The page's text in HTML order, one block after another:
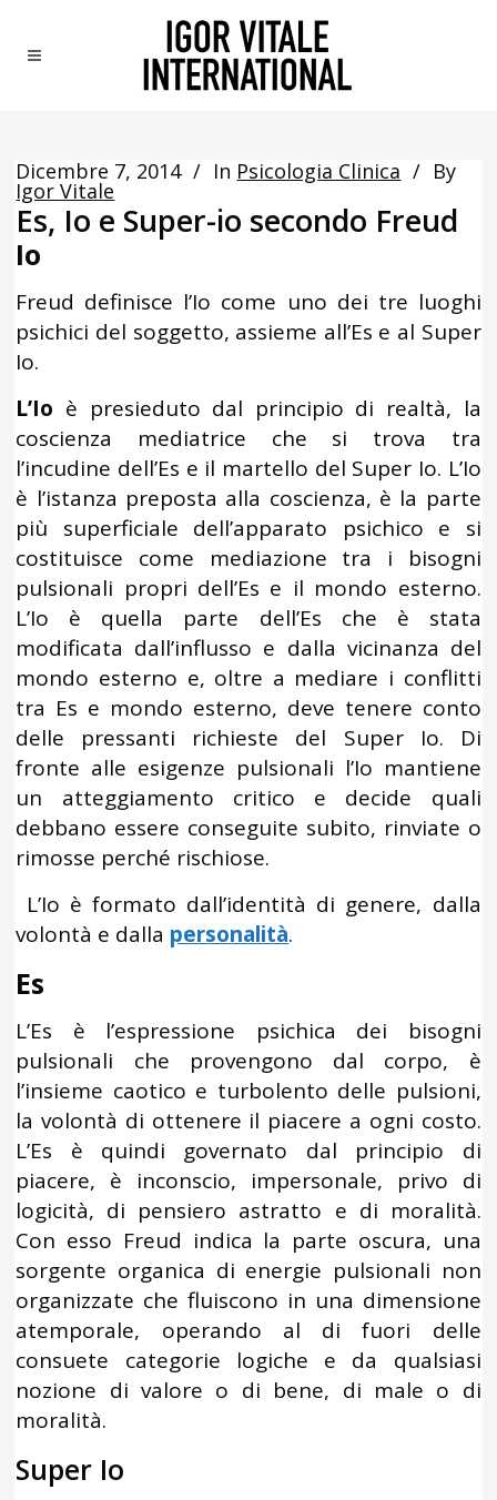
Dicembre 7, 2014 In Psicologia Clinica By
Igor Vitale
Es, Io e Super-io secondo Freud
Io
Freud definisce l’Io come uno dei tre luoghi
psichici del soggetto, assieme all’Es e al Super
Io.
L’Io è presieduto dal principio di realtà, la
coscienza mediatrice che si trova tra
l’incudine dell’Es e il martello del Super Io. L’Io
è l’istanza preposta alla coscienza, è la parte
più superficiale dell’apparato psichico e si
costituisce come mediazione tra i bisogni
pulsionali propri dell’Es e il mondo esterno.
L’Io è quella parte dell’Es che è stata
modificata dall’influsso e dalla vicinanza del
mondo esterno e, oltre a mediare i conflitti
tra Es e mondo esterno, deve tenere conto
delle pressanti richieste del Super Io. Di
fronte alle esigenze pulsionali l’Io mantiene
un atteggiamento critico e decide quali
debbano essere conseguite subito, rinviate o
rimosse perché rischiose.
L’Io è formato dall’identità di genere, dalla
volontà e dalla personalità.
Es
L’Es è l’espressione psichica dei bisogni
pulsionali che provengono dal corpo, è
l’insieme caotico e turbolento delle pulsioni,
la volontà di ottenere il piacere a ogni costo.
L’Es è quindi governato dal principio di
piacere, è inconscio, impersonale, privo di
logicità, di pensiero astratto e di moralità.
Con esso Freud indica la parte oscura, una
sorgente organica di energie pulsionali non
organizzate che fluiscono in una dimensione
atemporale, operando al di fuori delle
consuete categorie logiche e da qualsiasi
nozione di valore o di bene, di male o di
moralità.
Super Io